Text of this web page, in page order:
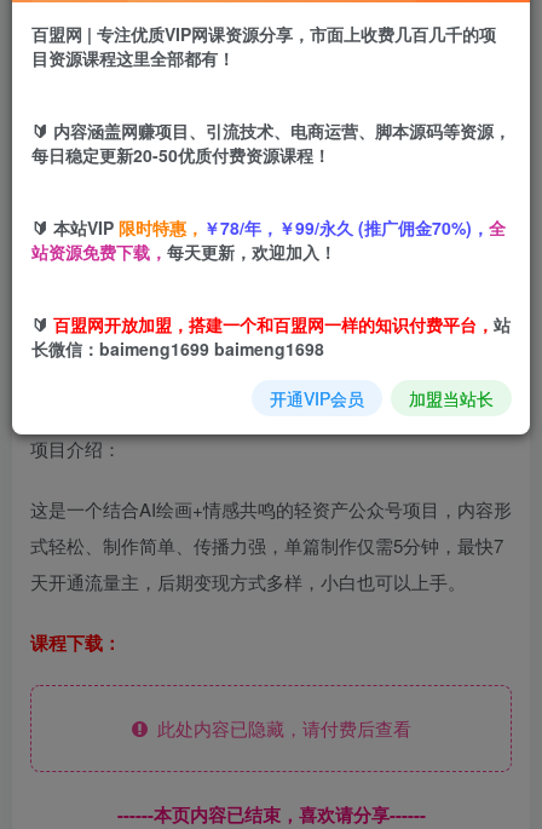
盟币 9.9
立即购买
公众号冷门赛道，用AI做情感漫画，7天开通流量主，操作简
项目介绍：
这是一个结合AI绘画+情感共鸣的轻资产公众号项目，内容形
式轻松、制作简单、传播力强，单篇制作仅需5分钟，最快7
天开通流量主，后期变现方式多样，小白也可以上手。
课程下载：
此处内容已隐藏，请付费后查看
------本页内容已结束，喜欢请分享------
百盟网 | 专注优质VIP网课资源分享，市面上收费几百几千的项
目资源课程这里全部都有！
🔰 内容涵盖网赚项目、引流技术、电商运营、脚本源码等资源，
每日稳定更新20-50优质付费资源课程！
🔰 本站VIP 限时特惠， ￥78/年，￥99/永久 (推广佣金70%)， 全
站资源免费下载， 每天更新，欢迎加入！
🔰 百盟网开放加盟，搭建一个和百盟网一样的知识付费平台， 站
长微信：baimeng1699 baimeng1698
开通VIP会员 加盟当站长